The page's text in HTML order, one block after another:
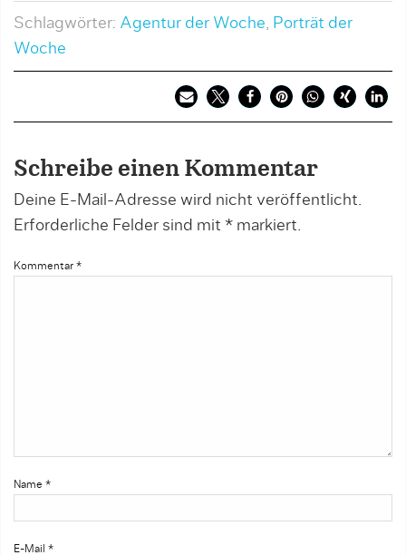
Schlagwörter: Agentur der Woche, Porträt der
Woche
Schreibe einen Kommentar
Deine E-Mail-Adresse wird nicht veröffentlicht.
Erforderliche Felder sind mit * markiert.
Kommentar *
Name *
E-Mail *